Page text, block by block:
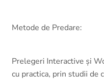
Metode de Predare:
Prelegeri Interactive și
cu practica, prin studii de